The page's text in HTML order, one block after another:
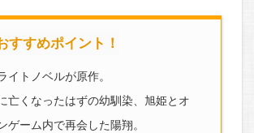
すすめポイント！
イトノベルが原作。
亡くなったはずの幼馴染、旭姫とオ
ゲーム内で再会した陽翔。